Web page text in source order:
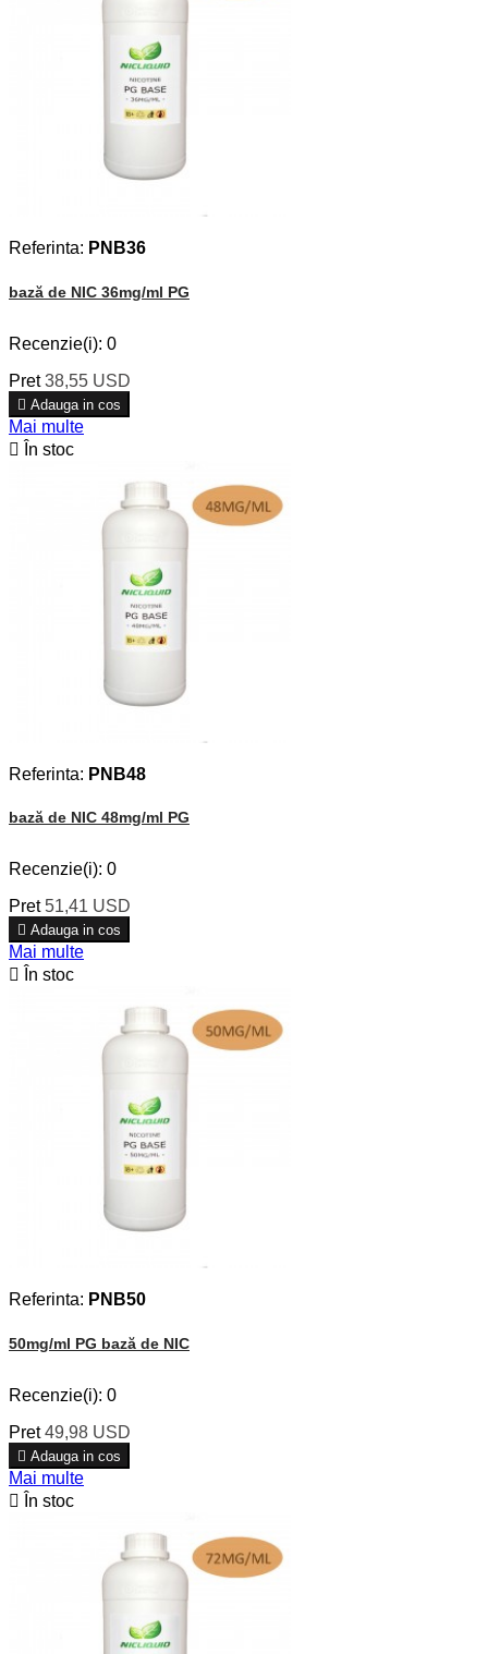
Referinta: PNB36
bază de NIC 36mg/ml PG
Recenzie(i): 0
Pret 38,55 USD
 Adauga in cos
Mai multe

În stoc
Referinta: PNB48
bază de NIC 48mg/ml PG
Recenzie(i): 0
Pret 51,41 USD
 Adauga in cos
Mai multe

În stoc
Referinta: PNB50
50mg/ml PG bază de NIC
Recenzie(i): 0
Pret 49,98 USD
 Adauga in cos
Mai multe

În stoc